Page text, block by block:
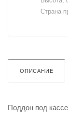
Страна
ОПИСАНИЕ
Поддон под